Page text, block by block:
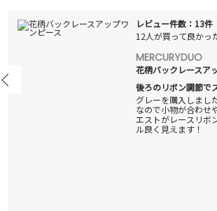
レビュー件数：13件
12人が買って良かっ
MERCURYDUO
花柄バックレースア
後ろのリボン調節で
グレーを購入しまし
なので小物が合わせ
エストがレースリボ
ル良く見えます！